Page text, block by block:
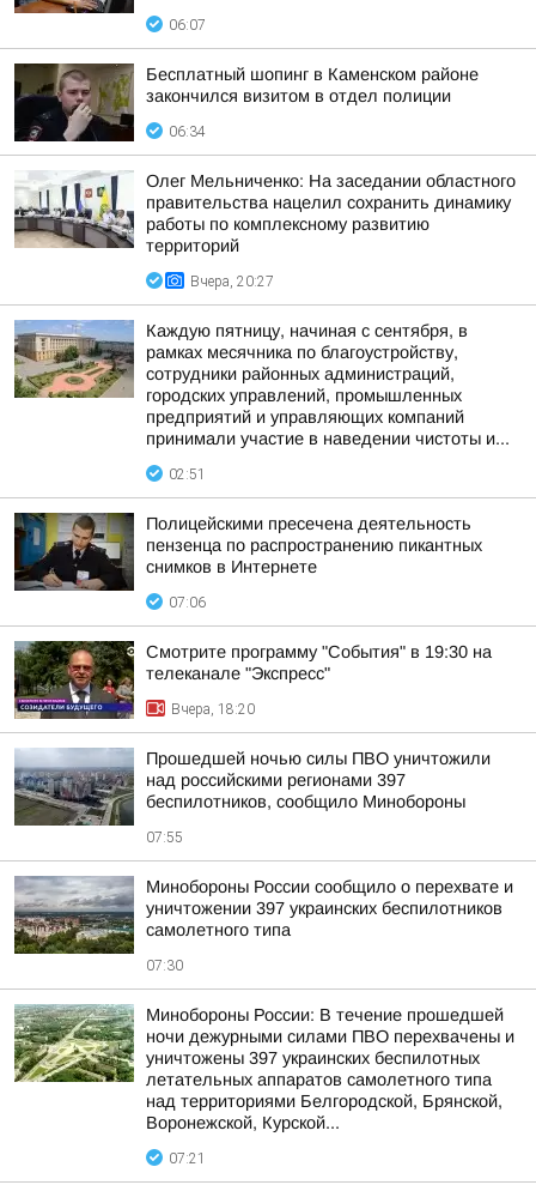
06:07
Бесплатный шопинг в Каменском районе
закончился визитом в отдел полиции
06:34
Олег Мельниченко: На заседании областного
правительства нацелил сохранить динамику
работы по комплексному развитию
территорий
Вчера, 20:27
Каждую пятницу, начиная с сентября, в
рамках месячника по благоустройству,
сотрудники районных администраций,
городских управлений, промышленных
предприятий и управляющих компаний
принимали участие в наведении чистоты и...
02:51
Полицейскими пресечена деятельность
пензенца по распространению пикантных
снимков в Интернете
07:06
Смотрите программу "События" в 19:30 на
телеканале "Экспресс"
Вчера, 18:20
Прошедшей ночью силы ПВО уничтожили
над российскими регионами 397
беспилотников, сообщило Минобороны
07:55
Минобороны России сообщило о перехвате и
уничтожении 397 украинских беспилотников
самолетного типа
07:30
Минобороны России: В течение прошедшей
ночи дежурными силами ПВО перехвачены и
уничтожены 397 украинских беспилотных
летательных аппаратов самолетного типа
над территориями Белгородской, Брянской,
Воронежской, Курской...
07:21